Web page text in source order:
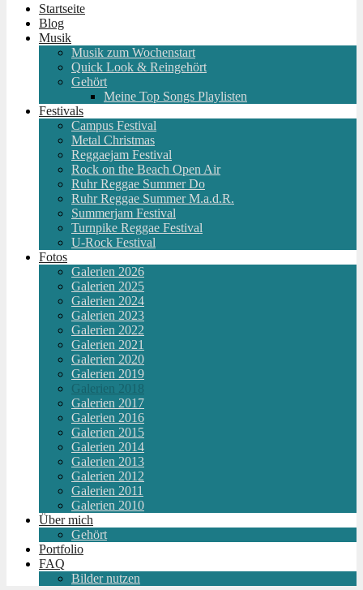
Startseite
Blog
Musik
Musik zum Wochenstart
Quick Look & Reingehört
Gehört
Meine Top Songs Playlisten
Festivals
Campus Festival
Metal Christmas
Reggaejam Festival
Rock on the Beach Open Air
Ruhr Reggae Summer Do
Ruhr Reggae Summer M.a.d.R.
Summerjam Festival
Turnpike Reggae Festival
U-Rock Festival
Fotos
Galerien 2026
Galerien 2025
Galerien 2024
Galerien 2023
Galerien 2022
Galerien 2021
Galerien 2020
Galerien 2019
Galerien 2018
Galerien 2017
Galerien 2016
Galerien 2015
Galerien 2014
Galerien 2013
Galerien 2012
Galerien 2011
Galerien 2010
Über mich
Gehört
Portfolio
FAQ
Bilder nutzen